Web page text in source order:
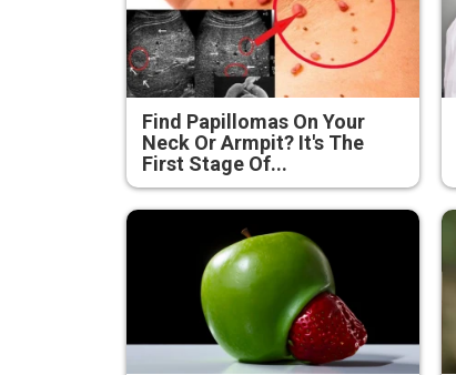
Find Papillomas On Your
Neck Or Armpit? It's The
First Stage Of...